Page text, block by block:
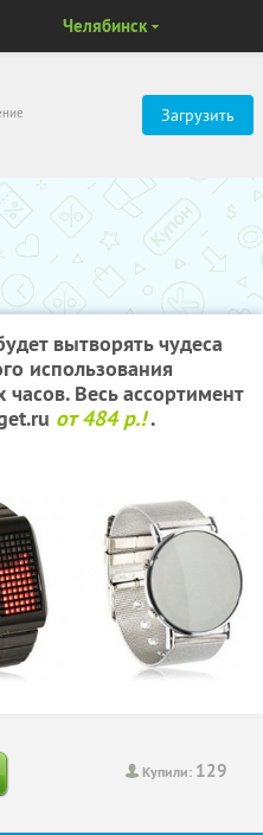
Загрузить
Челябинск
вытворять чудеса
использования
Весь ассортимент
от 484 р.!.
Купили: 129